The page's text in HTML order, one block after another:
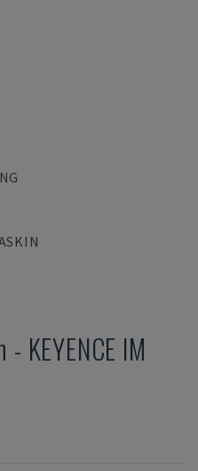
- KEYENCE IM